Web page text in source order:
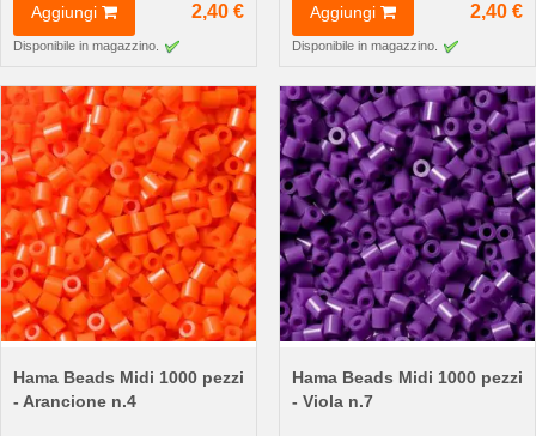
Aggiungi 2,40 €
Disponibile in magazzino.
Aggiungi 2,40 €
Disponibile in magazzino.
Hama Beads Midi 1000 pezzi
- Arancione n.4
Hama Beads Midi 1000 pezzi
- Viola n.7